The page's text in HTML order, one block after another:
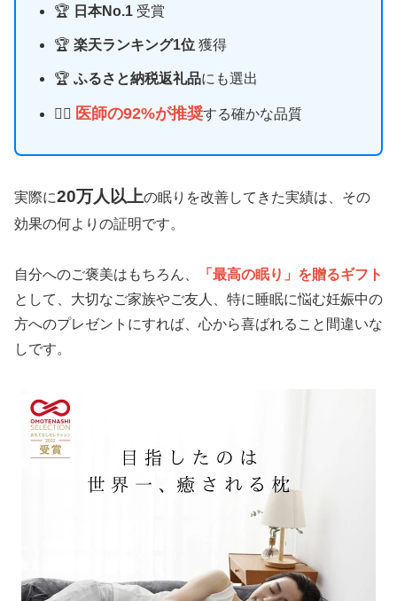
🏆 日本No.1 受賞
🏆楽天ランキング1位 獲得
🏆ふるさと納税返礼品にも選出
👨‍⚕️ 医師の92%が推奨する確かな品質
実際に20万人以上の眠りを改善してきた実績は、その
効果の何よりの証明です。
自分へのご褒美はもちろん、
「最高の眠り」を贈るギフト
として、大切なご家族やご友人、特に睡眠に悩む妊娠中の
方へのプレゼントにすれば、心から喜ばれること間違いな
しです。